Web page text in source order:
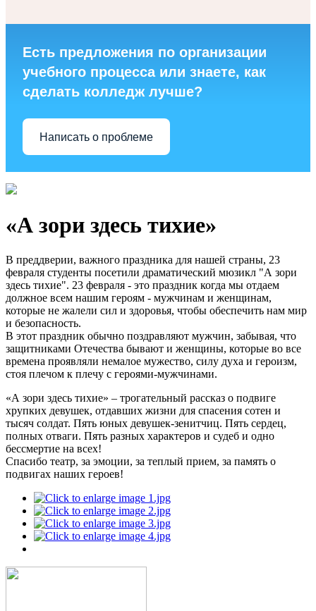
Есть предложения по организации
учебного процесса или знаете, как
сделать колледж лучше?
Написать о проблеме
«А зори здесь тихие»
В преддверии, важного праздника для нашей страны, 23
февраля студенты посетили драматический мюзикл "А зори
здесь тихие". 23 февраля - это праздник когда мы отдаем
должное всем нашим героям - мужчинам и женщинам,
которые не жалели сил и здоровья, чтобы обеспечить нам мир
и безопасность.
В этот праздник обычно поздравляют мужчин, забывая, что
защитниками Отечества бывают и женщины, которые во все
времена проявляли немалое мужество, силу духа и героизм,
стоя плечом к плечу с героями-мужчинами.
«А зори здесь тихие» – трогательный рассказ о подвиге
хрупких девушек, отдавших жизни для спасения сотен и
тысяч солдат. Пять юных девушек-зенитчиц. Пять сердец,
полных отваги. Пять разных характеров и судеб и одно
бессмертие на всех!
Спасибо театр, за эмоции, за теплый прием, за память о
подвигах наших героев!